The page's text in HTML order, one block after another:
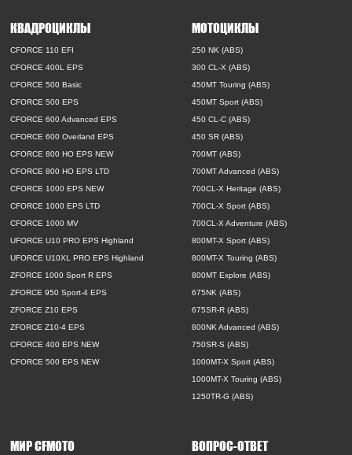
КВАДРОЦИКЛЫ
CFORCE 110 EFI
CFORCE 400L EPS
CFORCE 500 Basic
CFORCE 500 EPS
CFORCE 600 Advanced EPS
CFORCE 600 Overland EPS
CFORCE 800 HO EPS NEW
CFORCE 800 HO EPS LTD
CFORCE 1000 EPS NEW
CFORCE 1000 EPS LTD
CFORCE 1000 MV
UFORCE U10 PRO EPS Highland
UFORCE U10XL PRO EPS Highland
ZFORCE 1000 Sport R EPS
ZFORCE 950 Sport-4 EPS
ZFORCE Z10 EPS
ZFORCE Z10-4 EPS
CFORCE 400 EPS NEW
CFORCE 500 EPS NEW
МОТОЦИКЛЫ
250 NK (ABS)
300 CL-X (ABS)
450MT Touring (ABS)
450MT Sport (ABS)
450 CL-C (ABS)
450 SR (ABS)
700MT (ABS)
700MT Advanced (ABS)
700CL-X Heritage (ABS)
700CL-X Sport (ABS)
700CL-X Adventure (ABS)
800MT-X Sport (ABS)
800MT-X Touring (ABS)
800MT Explore (ABS)
675NK (ABS)
675SR-R (ABS)
800NK Advanced (ABS)
750SR-S (ABS)
1000MT-X Sport (ABS)
1000MT-X Touring (ABS)
1250TR-G (ABS)
МИР CFMOTO
ВОПРОС-ОТВЕТ